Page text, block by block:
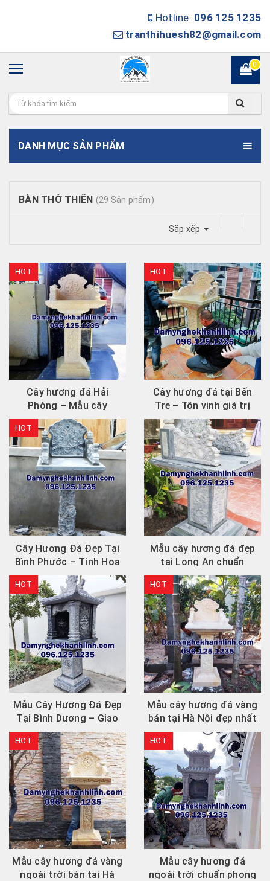
Hotline: 096 125 1235
tranthihuesh82@gmail.com
0
DANH MỤC SẢN PHẨM
BÀN THỜ THIÊN (29 Sản phẩm)
Sắp xếp
HOT
Cây hương đá Hải
Phòng – Mẫu cây
hương đá vàng đẹp,...
HOT
Cây hương đá tại Bến
Tre – Tôn vinh giá trị
tâm linh giữa...
HOT
Cây Hương Đá Đẹp Tại
Bình Phước – Tinh Hoa
Tâm Linh Trong...
Mẫu cây hương đá đẹp
tại Long An chuẩn
phong thủy.
HOT
Mẫu Cây Hương Đá Đẹp
Tại Bình Dương – Giao
Hàng, Lắp Đặt...
HOT
Mẫu cây hương đá vàng
bán tại Hà Nội đẹp nhất
2025
HOT
Mẫu cây hương đá vàng
ngoài trời bán tại Hà
HOT
Mẫu cây hương đá
ngoài trời chuẩn phong